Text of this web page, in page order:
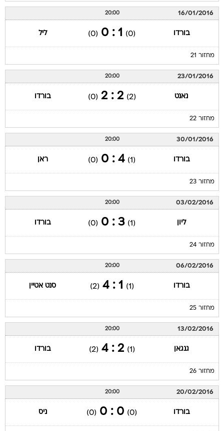
16/01/2016
20:00
בורדו (0)
1 : 0
(0) ליל
מחזור 21
23/01/2016
20:00
נאנט (2)
2 : 2
(0) בורדו
מחזור 22
30/01/2016
20:00
בורדו (1)
4 : 0
(0) ראן
מחזור 23
03/02/2016
20:00
ליון (1)
3 : 0
(0) בורדו
מחזור 24
06/02/2016
20:00
בורדו (1)
1 : 4
(2) סנט אטיין
מחזור 25
13/02/2016
20:00
גנגאן (1)
2 : 4
(2) בורדו
מחזור 26
20/02/2016
20:00
בורדו (0)
0 : 0
(0) ניס